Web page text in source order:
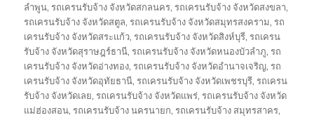
ลำพูน,รถเครนรับจ้าง จังหวัดสกลนคร,รถเครนรับจ้าง จังหวัดสงขลา,
รถเครนรับจ้าง จังหวัดสตูล,รถเครนรับจ้าง จังหวัดสมุทรสงคราม,รถ
เครนรับจ้าง จังหวัดสระแก้ว,รถเครนรับจ้าง จังหวัดสิงห์บุรี,รถเครน
รับจ้าง จังหวัดสุราษฎร์ธานี,รถเครนรับจ้าง จังหวัดหนองบัวลำภู,รถ
เครนรับจ้าง จังหวัดอ่างทอง,รถเครนรับจ้าง จังหวัดอำนาจเจริญ,รถ
เครนรับจ้าง จังหวัดอุทัยธานี,รถเครนรับจ้าง จังหวัดเพชรบุรี,รถเครน
รับจ้าง จังหวัดเลย,รถเครนรับจ้าง จังหวัดแพร่,รถเครนรับจ้าง จังหวัด
แม่ฮ่องสอน,รถเครนรับจ้าง นครนายก,รถเครนรับจ้าง สมุทรสาคร,